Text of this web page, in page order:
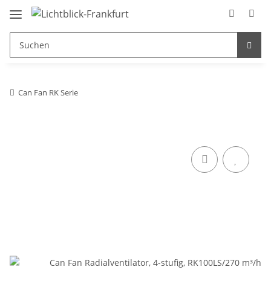
Can Fan RK Serie